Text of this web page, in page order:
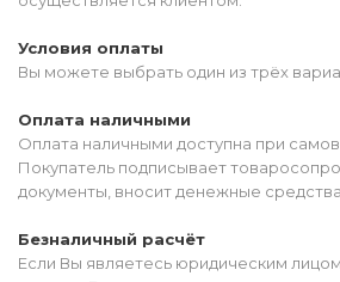
Условия оплаты
Вы можете выбрать один из трёх
Оплата наличными
Оплата наличными доступна при
Покупатель подписывает
документы, вносит денежные средства
Безналичный расчёт
Если Вы являетесь юридическим